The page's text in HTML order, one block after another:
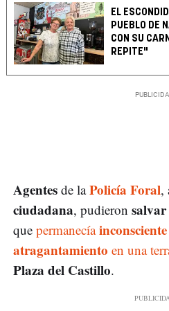
EL
PUEBLO DE
CON SU
REPITE"
Agentes de laPolicía Foral,
ciudadana, pudieron salvar
que permanecíainconsciente
atragantamiento en una
Plaza del Castillo.